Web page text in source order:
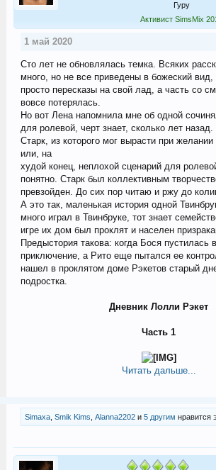
Гуру
Активист SimsMix
1 май 2020
Сто лет не обновлялась темка. Всяких
много, но не все приведены в божеский вид,
просто пересказы на свой лад, а часть со
вовсе потерялась.
Но вот Лена напомнила мне об одной
для ролевой, черт знает, сколько лет
Старк, из которого мог вырасти при
или, на
худой конец, неплохой сценарий для
понятно. Старк был коллективным
превзойден. До сих пор читаю и ржу до
А это так, маленькая история одной
много играл в Твинбруке, тот знает
игре их дом был проклят и населен
Предыстория такова: когда Бося пустилась
приключение, а Рито еще пытался ее
нашел в проклятом доме Рэкетов старый
подростка.
Дневник Лолли Рэкет
Часть 1
Читать дальше...
Simaxa, Smik Kims Alanna2202и 5 другим нравится